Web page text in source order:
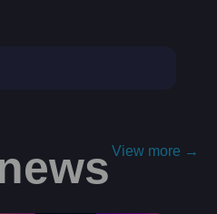
View more →